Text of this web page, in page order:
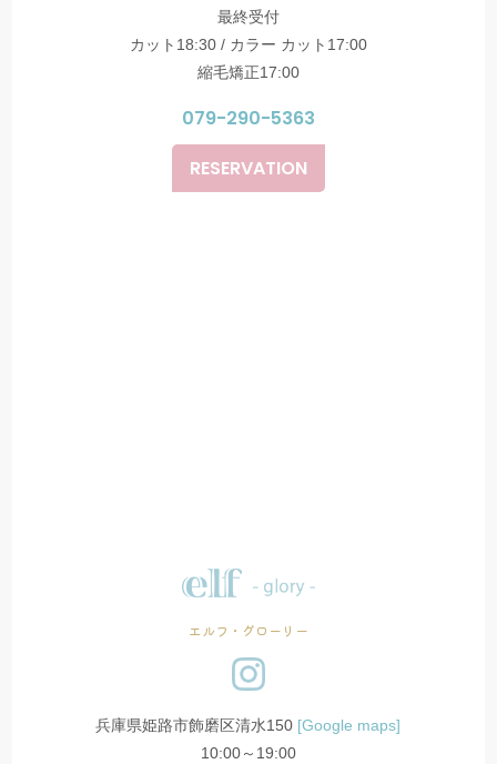
最終受付
カット18:30 / カラー カット17:00
縮毛矯正17:00
079-290-5363
RESERVATION
エルフ・グローリー
兵庫県姫路市飾磨区清水150 [Google maps]
10:00～19:00